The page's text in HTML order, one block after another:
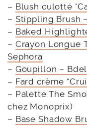
– Blush culotté
– Stippling Brush
– Baked
– Crayon Longue
Sephora
– Goupillon –
– Fard crème
– Palette The
chez Monoprix)
– Base Shadow